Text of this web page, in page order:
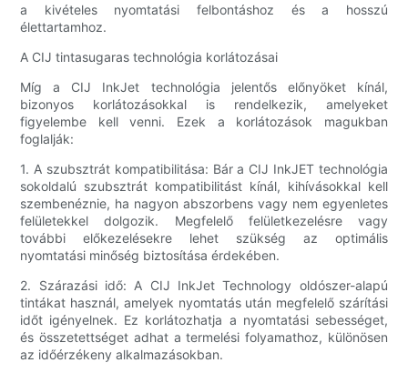
a kivételes nyomtatási felbontáshoz és a hosszú
élettartamhoz.
A CIJ tintasugaras technológia korlátozásai
Míg a CIJ InkJet technológia jelentős előnyöket kínál,
bizonyos korlátozásokkal is rendelkezik, amelyeket
figyelembe kell venni. Ezek a korlátozások magukban
foglalják:
1. A szubsztrát kompatibilitása: Bár a CIJ InkJET technológia
sokoldalú szubsztrát kompatibilitást kínál, kihívásokkal kell
szembenéznie, ha nagyon abszorbens vagy nem egyenletes
felületekkel dolgozik. Megfelelő felületkezelésre vagy
további előkezelésekre lehet szükség az optimális
nyomtatási minőség biztosítása érdekében.
2. Szárazási idő: A CIJ InkJet Technology oldószer-alapú
tintákat használ, amelyek nyomtatás után megfelelő szárítási
időt igényelnek. Ez korlátozhatja a nyomtatási sebességet,
és összetettséget adhat a termelési folyamathoz, különösen
az időérzékeny alkalmazásokban.